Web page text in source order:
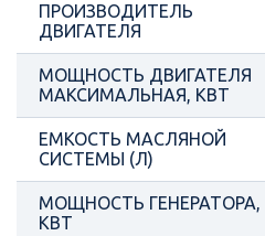
ПРОИЗВОДИТЕЛЬ
ДВИГАТЕЛЯ
МОЩНОСТЬ ДВИГАТЕЛЯ
МАКСИМАЛЬНАЯ, КВТ
ЕМКОСТЬ МАСЛЯНОЙ
СИСТЕМЫ (Л)
МОЩНОСТЬ ГЕНЕРАТОРА,
КВТ